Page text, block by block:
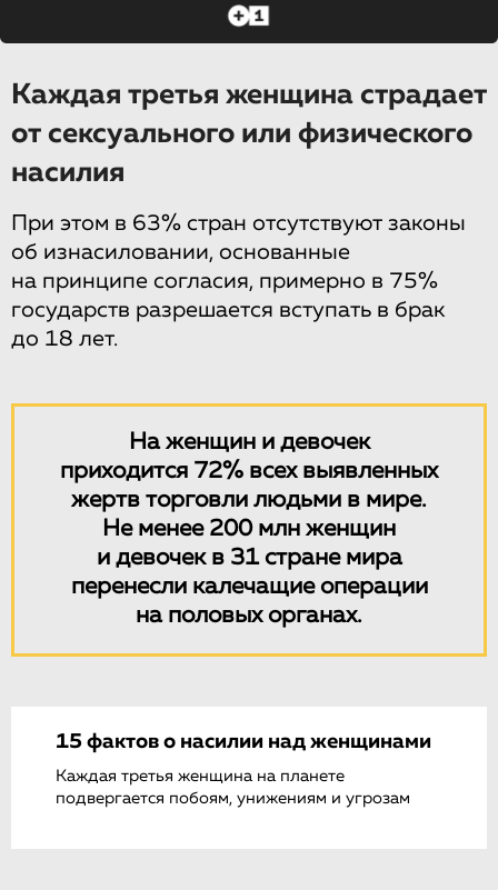
Каждая третья женщина страдает
от сексуального или физического
насилия
При этом в 63% стран отсутствуют законы
об изнасиловании, основанные
на принципе согласия, примерно в 75%
государств разрешается вступать в брак
до 18 лет.
На женщин и девочек
приходится 72% всех выявленных
жертв торговли людьми в мире.
Не менее 200 млн женщин
и девочек в 31 стране мира
перенесли калечащие операции
на половых органах.
15 фактов о насилии над женщинами
Каждая третья женщина на планете
подвергается побоям, унижениям и угрозам